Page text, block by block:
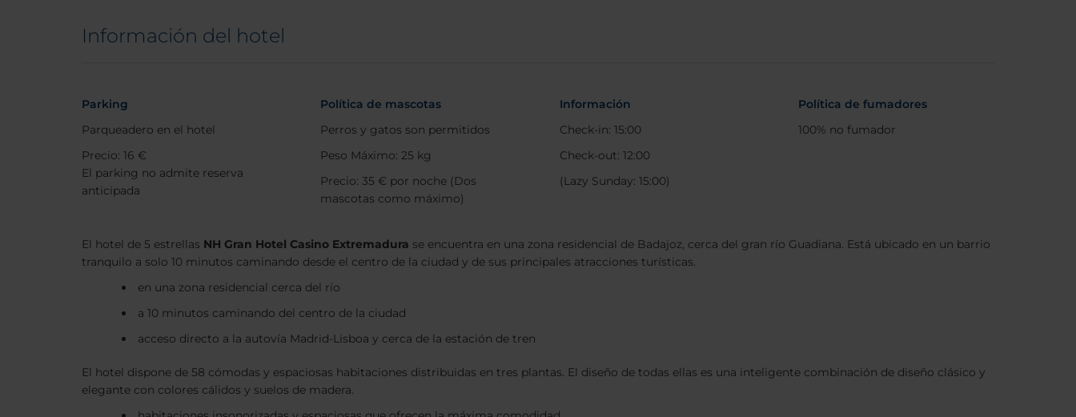
Información del hotel
Parking
Parqueadero en el hotel
Precio: 16 €
El parking no admite reserva
anticipada
Política de mascotas
Perros y gatos son permitidos
Peso Máximo: 25 kg
Precio: 35 € por noche (Dos
mascotas como máximo)
Información
Check-in: 15:00
Check-out: 12:00
(Lazy Sunday: 15:00)
Política de fumadores
100% no fumador
El hotel de 5 estrellas NH Gran Hotel Casino Extremadura se encuentra en una zona residencial de Badajoz, cerca del gran río Guadiana. Está ubicado en un barrio
tranquilo a solo 10 minutos caminando desde el centro de la ciudad y de sus principales atracciones turísticas.
en una zona residencial cerca del río
a 10 minutos caminando del centro de la ciudad
acceso directo a la autovía Madrid-Lisboa y cerca de la estación de tren
El hotel dispone de 58 cómodas y espaciosas habitaciones distribuidas en tres plantas. El diseño de todas ellas es una inteligente combinación de diseño clásico y
elegante con colores cálidos y suelos de madera.